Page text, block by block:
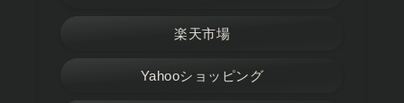
楽天市場
Yahooショッピング